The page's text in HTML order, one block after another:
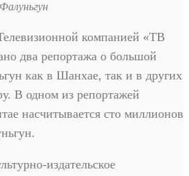
компанией «ТВ
два репортажа о большой
как в Шанхае, так и в других
В одном из репортажей
насчитывается сто миллионов
издательское